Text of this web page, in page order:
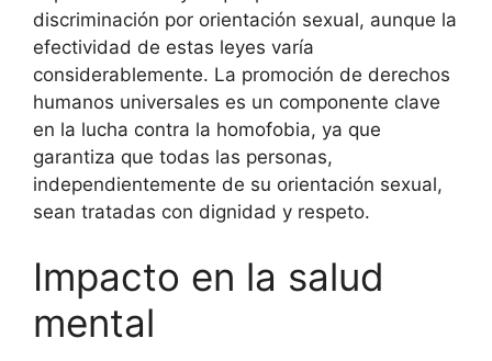
discriminación por orientación sexual, aunque la
efectividad de estas leyes varía
considerablemente. La promoción de derechos
humanos universales es un componente clave
en la lucha contra la homofobia, ya que
garantiza que todas las personas,
independientemente de su orientación sexual,
sean tratadas con dignidad y respeto.
Impacto en la salud
mental